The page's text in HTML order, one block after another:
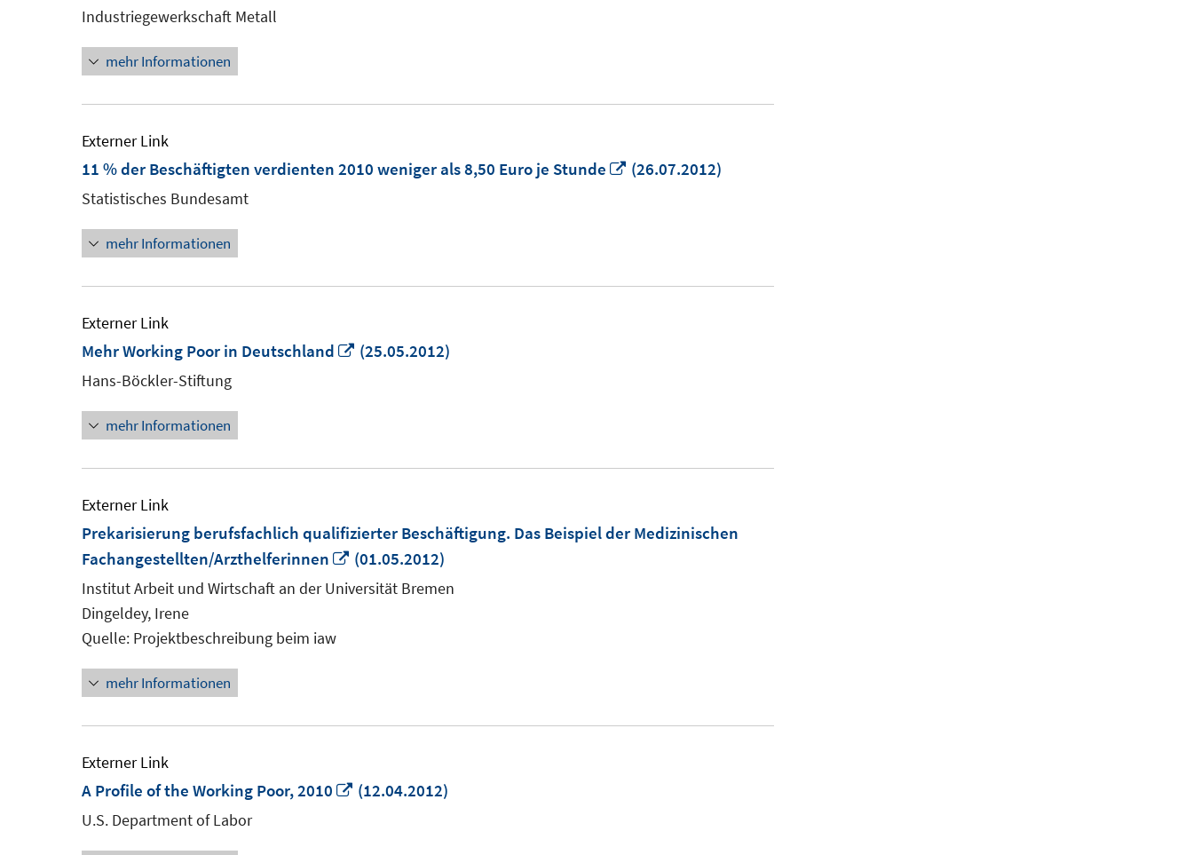
neuem
öffnen
Industriegewerkschaft Metall
mehr Informationen
Externer Link
11 % der Beschäftigten verdienten 2010 weniger als 8,50 Euro je Stunde
In
(26.07.2012)
Statistisches Bundesamt
mehr Informationen
Externer Link
Mehr Working Poor in Deutschland
In
(25.05.2012)
Hans-Böckler-Stiftung
mehr Informationen
Externer Link
Prekarisierung berufsfachlich qualifizierter Beschäftigung. Das Beispiel der Medizinischen
Fachangestellten/Arzthelferinnen
In
neuem
(01.05.2012)
Institut Arbeit und Wirtschaft an der Universität Bremen
Dingeldey, Irene
Quelle: Projektbeschreibung beim iaw
mehr Informationen
Externer Link
A Profile of the Working Poor, 2010
In
(12.04.2012)
U.S. Department of Labor